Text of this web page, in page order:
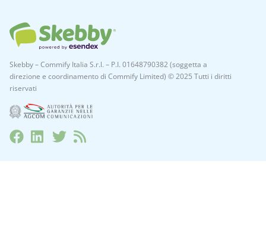
Skebby – Commify Italia S.r.l. – P.I. 01648790382 (soggetta a
direzione e coordinamento di Commify Limited) © 2025 Tutti i diritti
riservati